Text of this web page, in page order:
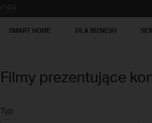
SMART HOME DLA BIZNESU
Filmy prezentujące
Typ: